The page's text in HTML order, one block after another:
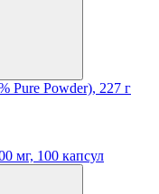
Pure Powder), 227 г